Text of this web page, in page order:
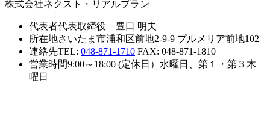
株式会社ネクスト・リアルプラン
代表者代表取締役 豊口 明夫
所在地さいたま市浦和区前地2-9-9 プルメリア前地102
連絡先TEL: 048-871-1710 FAX: 048-871-1810
営業時間9:00～18:00 (定休日）水曜日、第１・第３木
曜日